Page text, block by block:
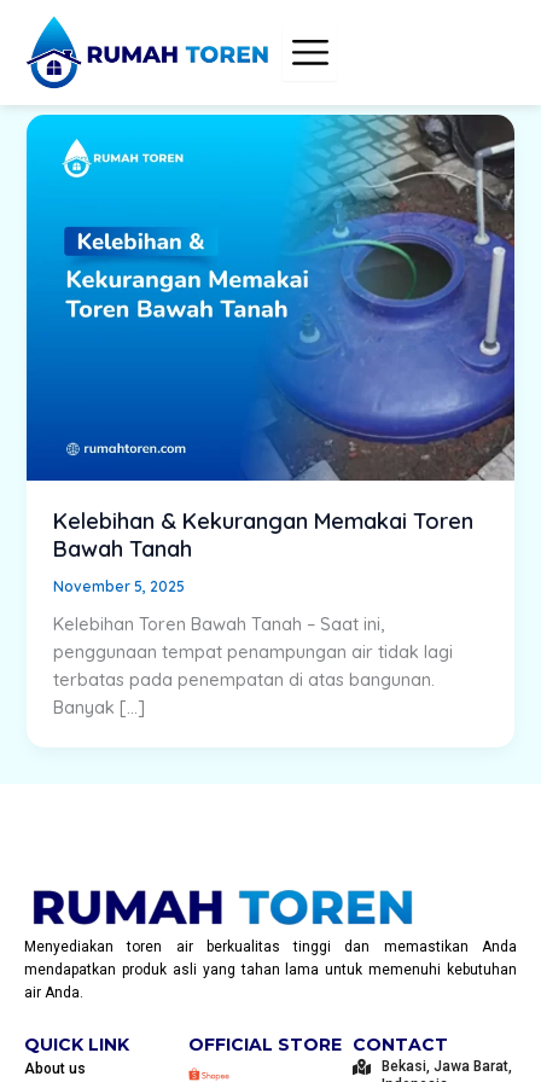
content
Kelebihan & Kekurangan Memakai Toren
Bawah Tanah
November 5, 2025
Kelebihan Toren Bawah Tanah – Saat ini,
penggunaan tempat penampungan air tidak lagi
terbatas pada penempatan di atas bangunan.
Banyak […]
Menyediakan toren air berkualitas tinggi dan memastikan Anda
mendapatkan produk asli yang tahan lama untuk memenuhi kebutuhan
air Anda.
QUICK LINK
About us
OFFICIAL STORE CONTACT
Bekasi, Jawa Barat,